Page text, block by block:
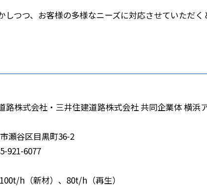
しつつ、お客様の多様なニーズに対応させていただ
路株式会社・三井住建道路株式会社 共同企業体 横浜
瀬谷区目黒町36-2
921-6077
h（新材）、80t/h（再生）